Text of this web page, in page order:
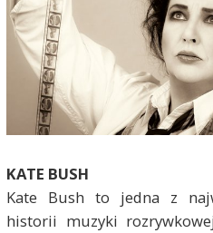
KATE BUSH
Kate Bush to jedna z
historii muzyki